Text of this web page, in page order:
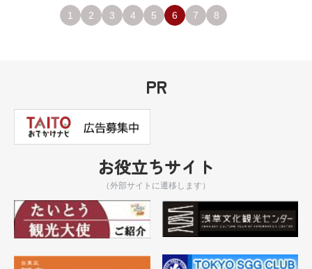
1 2 3 4 5 6 7 8
PR
お役立ちサイト
（外部サイトに遷移します）